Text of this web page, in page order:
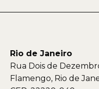
Rio de Janeiro
Rua Dois de
Flamengo, Rio de